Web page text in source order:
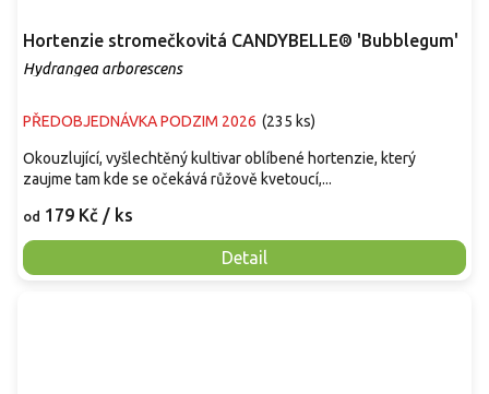
Hortenzie stromečkovitá CANDYBELLE® 'Bubblegum'
Hydrangea arborescens
PŘEDOBJEDNÁVKA PODZIM 2026 (235 ks)
od 179 Kč / ks
Detail
Okouzlující, vyšlechtěný kultivar oblíbené hortenzie, který
zaujme tam kde se očekává růžově kvetoucí,...